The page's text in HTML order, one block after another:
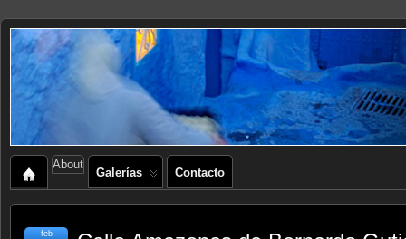
About
Galerías Contacto
feb